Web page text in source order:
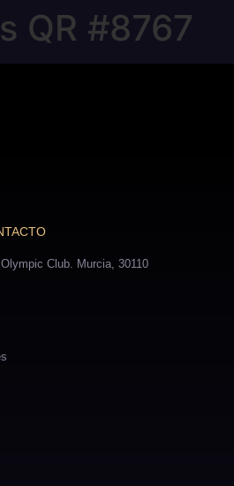
QR #8767
Club. Murcia, 30110